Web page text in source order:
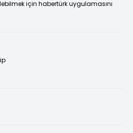
için habertürk uygulamasını